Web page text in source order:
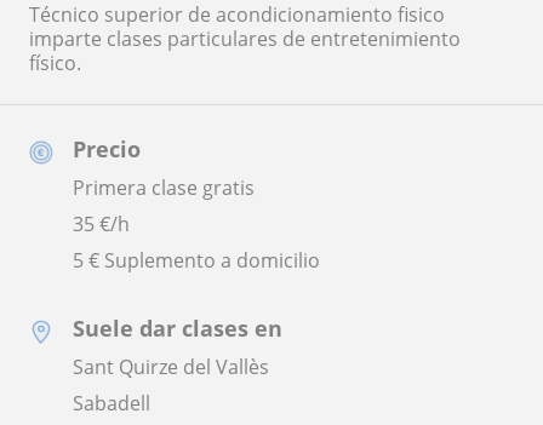
Precio
Primera clase gratis
35€/h
5 € Suplemento a domicilio
Suele dar clases en
Sant Quirze del Vallès
Sabadell
Técnico superior de acondicionamiento fisico
imparte clases particulares de entretenimiento
físico.